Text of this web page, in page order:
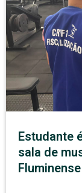
Estudante
sala de
Fluminense